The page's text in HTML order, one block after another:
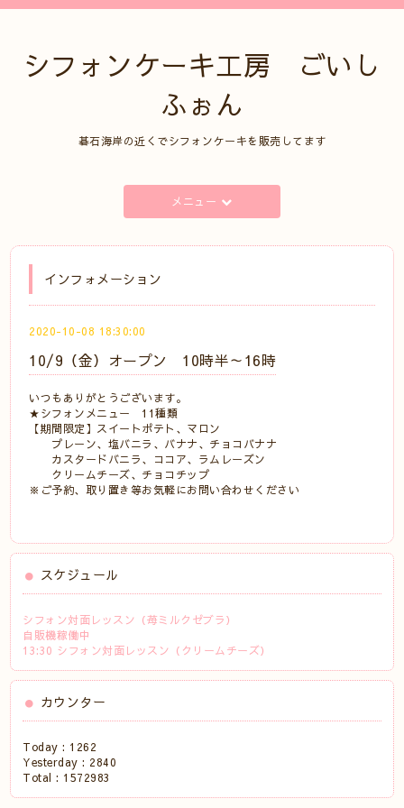
シフォンケーキ工房 ごいし
ふぉん
碁石海岸の近くでシフォンケーキを販売してます
メニュー
インフォメーション
2020-10-08 18:30:00
10/9（金）オープン 10時半～16時
いつもありがとうございます。
★シフォンメニュー 11種類
【期間限定】スイートポテト、マロン
プレーン、塩バニラ、バナナ、チョコバナナ
カスタードバニラ、ココア、ラムレーズン
クリームチーズ、チョコチップ
※ご予約、取り置き等お気軽にお問い合わせください
スケジュール
シフォン対面レッスン（苺ミルクゼブラ）
自販機稼働中
13:30 シフォン対面レッスン（クリームチーズ）
カウンター
Today : 1262
Yesterday : 2840
Total : 1572983